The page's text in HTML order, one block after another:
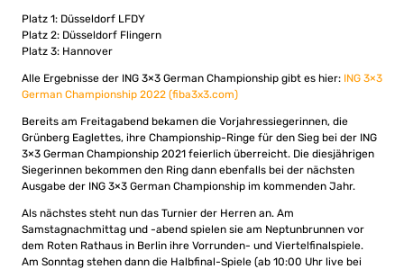
Platz 1: Düsseldorf LFDY
Platz 2: Düsseldorf Flingern
Platz 3: Hannover
Alle Ergebnisse der ING 3×3 German Championship gibt es hier: ING 3×3
German Championship 2022 (fiba3x3.com)
Bereits am Freitagabend bekamen die Vorjahressiegerinnen, die
Grünberg Eaglettes, ihre Championship-Ringe für den Sieg bei der ING
3×3 German Championship 2021 feierlich überreicht. Die diesjährigen
Siegerinnen bekommen den Ring dann ebenfalls bei der nächsten
Ausgabe der ING 3×3 German Championship im kommenden Jahr.
Als nächstes steht nun das Turnier der Herren an. Am
Samstagnachmittag und -abend spielen sie am Neptunbrunnen vor
dem Roten Rathaus in Berlin ihre Vorrunden- und Viertelfinalspiele.
Am Sonntag stehen dann die Halbfinal-Spiele (ab 10:00 Uhr live bei